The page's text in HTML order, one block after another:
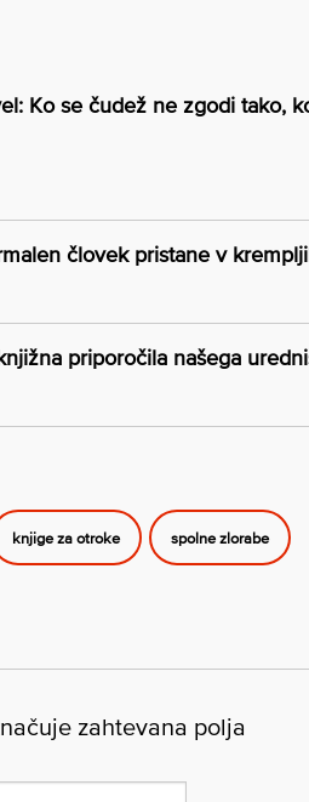
Ko se čudež ne zgodi tako,
človek pristane v
priporočila našega
knjige za otroke spolne zlorabe
zahtevana polja